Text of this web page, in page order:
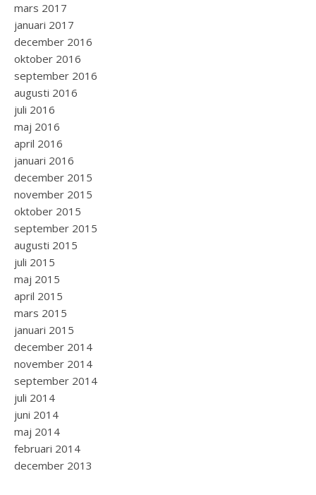
mars 2017
januari 2017
december 2016
oktober 2016
september 2016
augusti 2016
juli 2016
maj 2016
april 2016
januari 2016
december 2015
november 2015
oktober 2015
september 2015
augusti 2015
juli 2015
maj 2015
april 2015
mars 2015
januari 2015
december 2014
november 2014
september 2014
juli 2014
juni 2014
maj 2014
februari 2014
december 2013